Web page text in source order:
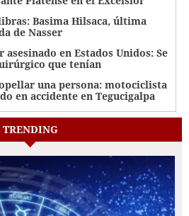
Basima Hilsaca, última
de Nasser
asesinado en Estados Unidos: Se
que tenían
una persona: motociclista
en accidente en Tegucigalpa
TRENDING